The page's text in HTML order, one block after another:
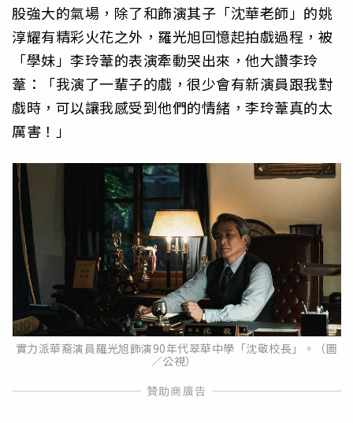
股強大的氣場，除了和飾演其子「沈華老師」的姚
淳耀有精彩火花之外，羅光旭回憶起拍戲過程，被
「學妹」李玲葦的表演牽動哭出來，他大讚李玲
葦：「我演了一輩子的戲，很少會有新演員跟我對
戲時，可以讓我感受到他們的情緒，李玲葦真的太
厲害！」
實力派華裔演員羅光旭飾演90年代翠華中學「沈敬校長」。（圖
／公視）